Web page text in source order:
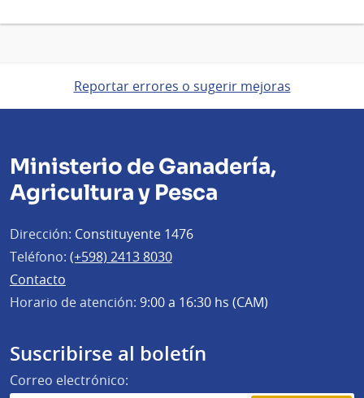
Reportar errores o sugerir mejoras
Ministerio de Ganadería,
Agricultura y Pesca
Dirección: Constituyente 1476
Teléfono: (+598) 2413 8030
Contacto
Horario de atención: 9:00 a 16:30 hs (CAM)
Suscribirse al boletín
Correo electrónico: